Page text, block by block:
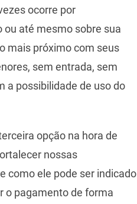
ocorre por
até mesmo sobre sua
mais próximo com seus
sem entrada, sem
a possibilidade de uso do
opção na hora de
nossas
como ele pode ser indicado
o pagamento de forma